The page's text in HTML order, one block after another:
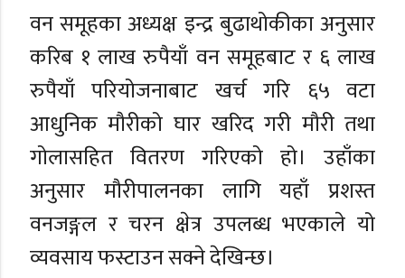
वन समूहका अध्यक्ष इन्द्र बुढाथोकीका अनुसार
करिब १ लाख रुपैयाँ वन समूहबाट र ६ लाख
रुपैयाँ परियोजनाबाट खर्च गरि ६५ वटा
आधुनिक मौरीको घार खरिद गरी मौरी तथा
गोलासहित वितरण गरिएको हो। उहाँका
अनुसार मौरीपालनका लागि यहाँ प्रशस्त
वनजङ्गल र चरन क्षेत्र उपलब्ध भएकाले यो
व्यवसाय फस्टाउन सक्ने देखिन्छ।